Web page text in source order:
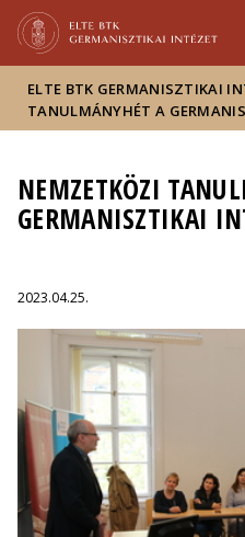
ELTE BTK GERMANISZTIKAI
TANULMÁNYHÉT A
NEMZETKÖZI
GERMANISZTIKAI
2023.04.25.